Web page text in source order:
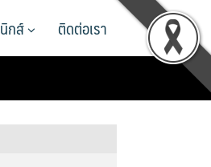
กส์ ติดต่อเรา